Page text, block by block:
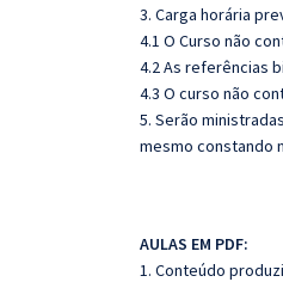
3. Carga horária
4.1 O Curso não
4.2 As referências
4.3 O curso não
5. Serão
mesmo constando
AULAS EM PDF:
1. Conteúdo